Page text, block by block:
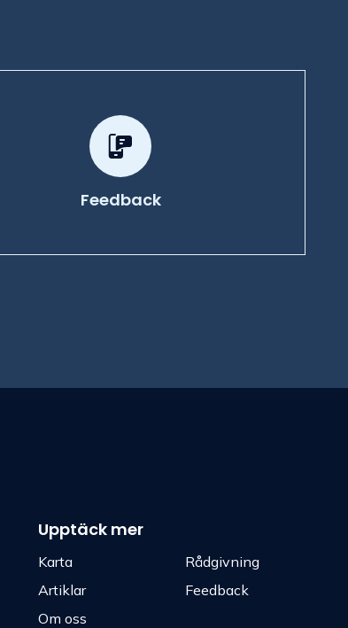
Feedback
Upptäck mer
Karta
Artiklar
Om oss
Rådgivning
Feedback